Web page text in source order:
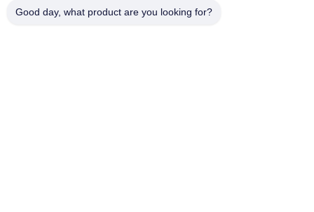
Good day, what product are you looking for?